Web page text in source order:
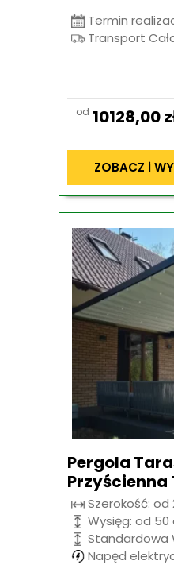
Termin
Transport
od 10128,00
ZOBACZ i
Pergola
Przyścienna
Szerokość: od
Wysięg: od
Standardowa
Napęd